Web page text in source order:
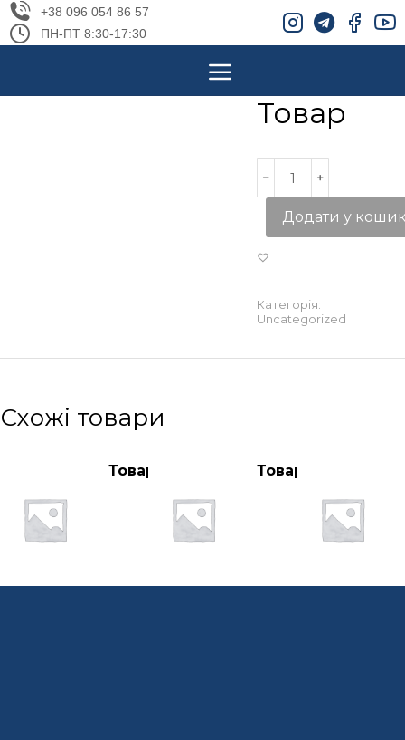
+38 096 054 86 57
ПН-ПТ 8:30-17:30
Товар
Додати у
Категорія:
Uncategorized
Схожі товари
Товар Товар